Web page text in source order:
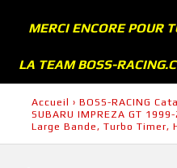
MERCI ENCORE POUR
LA TEAM BOSS-
Accueil › BOSS-RACING
SUBARU IMPREZA GT
Large Bande, Turbo Timer,